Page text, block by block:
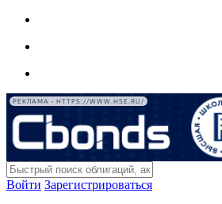
РЕКЛАМА • HTTPS://WWW.HSE.RU/
Войти Зарегистрироваться